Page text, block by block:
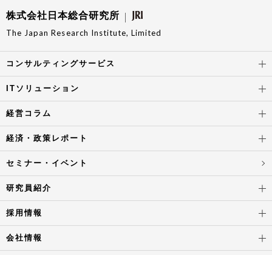
株式会社日本総合研究所
The Japan Research Institute, Limited
コンサルティングサービス
ITソリューション
経営コラム
経済・政策レポート
セミナー・イベント
研究員紹介
採用情報
会社情報